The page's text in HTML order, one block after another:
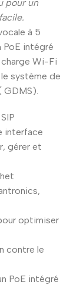
pour un
à 5
PoE intégré
Wi-Fi
système de
GDMS).
interface
gérer et
optimiser
contre le
PoE intégré